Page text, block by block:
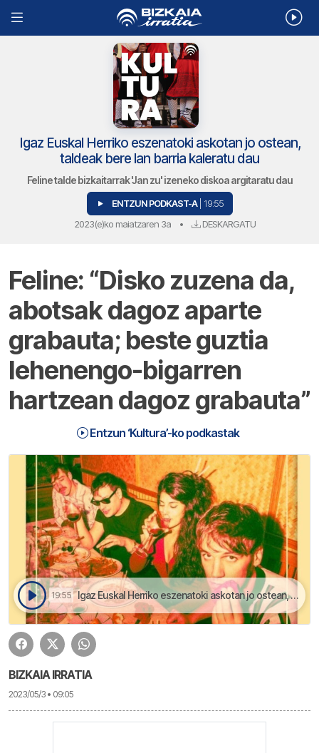
Igaz Euskal Herriko eszenatoki askotan jo ostean,
taldeak bere lan barria kaleratu dau
Feline talde bizkaitarrak 'Jan zu' izeneko diskoa argitaratu dau
ENTZUN PODKAST-A | 19:55
2023(e)ko maiatzaren 3a • DESKARGATU
Feline: “Disko zuzena da,
abotsak dagoz aparte
grabauta; beste guztia
lehenengo-bigarren
hartzean dagoz grabauta”
Entzun ‘Kultura’-ko podkastak
19:55 Igaz Euskal Herriko eszenatoki askotan jo ostean, taldeak bere lan barria kaleratu dau | Kultura
BIZKAIA IRRATIA
2023/05/3 • 09:05